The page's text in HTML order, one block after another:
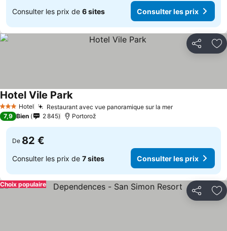
Consulter les prix de 6 sites Consulter les prix
Partager
3 ÉtoilesHotel Restaurant avec vue panoramique sur la merConsulter les
Hotel Vile ParkConsulter les prix
7,9 Bien 2 845 Portorož
De 82 €
Consulter les prix de 7 sites Consulter les prix
Partager
Choix populaire